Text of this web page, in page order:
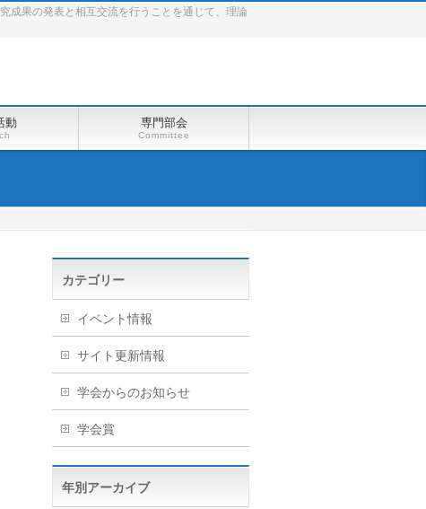
成果の発表と相互交流を行うことを通じて、理論
動 専門部会
Committee
カテゴリー
イベント情報
サイト更新情報
学会からのお知らせ
学会賞
年別アーカイブ